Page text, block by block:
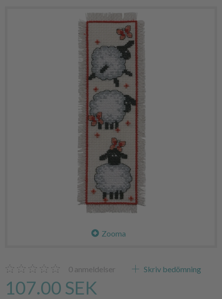
Zooma
0 anmeldelser Skriv bedömning
107.00 SEK